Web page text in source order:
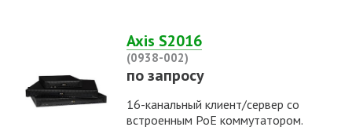
Axis S2016
(0938-002)
по запросу
16-канальный клиент/сервер со
встроенным PoE коммутатором.